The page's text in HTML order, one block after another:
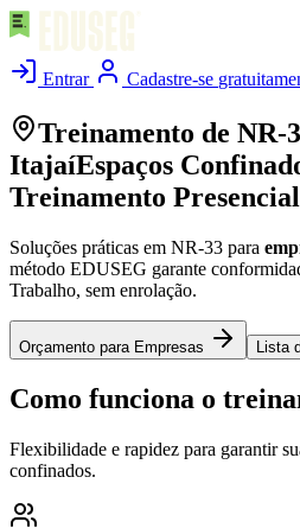
Entrar Cadastre-se
Treinamento de NR-
ItajaíEspaços
Treinamento
Soluções práticas em NR-33 para
método EDUSEG garante
Trabalho, sem enrolação.
Orçamento para Empresas Lista
Como funciona o
Flexibilidade e rapidez para garantir
confinados.